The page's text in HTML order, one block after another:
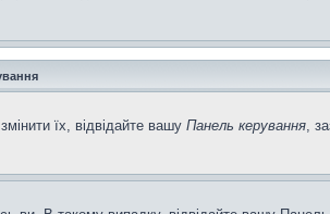
їх, відвідайте вашу Панель керування,